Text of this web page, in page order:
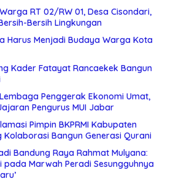
RT 02/RW 01, Desa Cisondari,
Bersih Lingkungan
Harus Menjadi Budaya Warga Kota
Kader Fatayat Rancaekek Bangun
Penggerak Ekonomi Umat,
Pengurus MUI Jabar
Pimpin BKPRMI Kabupaten
Kolaborasi Bangun Generasi Qurani
Bandung Raya Rahmat Mulyana:
pada Marwah Peradi Sesungguhnya